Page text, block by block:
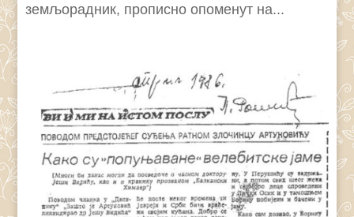
земљорадник, прописно опоменут на...